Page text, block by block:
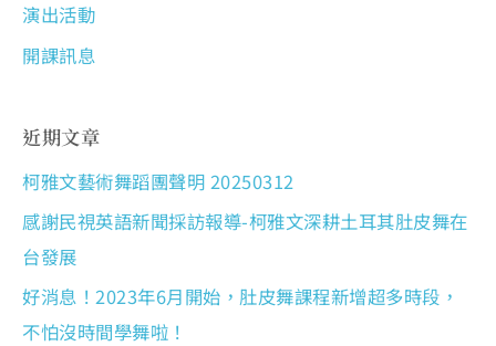
演出活動
開課訊息
近期文章
柯雅文藝術舞蹈團聲明 20250312
感謝民視英語新聞採訪報導-柯雅文深耕土耳其肚皮舞在
台發展
好消息！2023年6月開始，肚皮舞課程新增超多時段，
不怕沒時間學舞啦！